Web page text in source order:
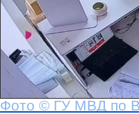
Фото © ГУ МВД по